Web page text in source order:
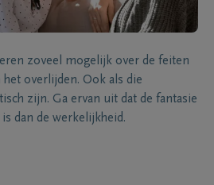
zoveel mogelijk over de feiten
overlijden. Ook als die
zijn. Ga ervan uit dat de fantasie
dan de werkelijkheid.